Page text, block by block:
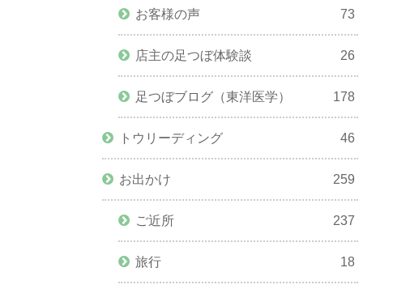
お客様の声 73
店主の足つぼ体験談 26
足つぼブログ（東洋医学） 178
トウリーディング 46
お出かけ 259
ご近所 237
旅行 18